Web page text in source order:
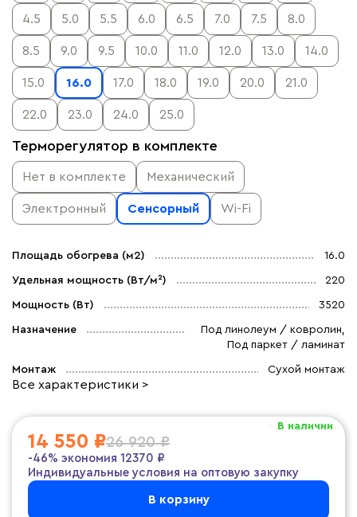
4.5 5.0 5.5 6.0 6.5 7.0 7.5 8.0
8.5 9.0 9.5 10.0 11.0 12.0 13.0 14.0
15.0 16.0 17.0 18.0 19.0 20.0 21.0
22.0 23.0 24.0 25.0
Терморегулятор в комплекте
Нет в комплекте Механический
Электронный Сенсорный Wi-Fi
Площадь обогрева (м2) 16.0
Удельная мощность (Вт/м²) 220
Мощность (Вт) 3520
Назначение
Под линолеум / ковролин,
Под паркет / ламинат
Монтаж Сухой монтаж
Все характеристики >
В наличии
14 550 ₽26 920 ₽
-46% экономия 12370 ₽
Индивидуальные условия на оптовую закупку
В корзину